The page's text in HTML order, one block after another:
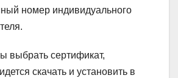
номер индивидуального
выбрать сертификат,
скачать и установить в